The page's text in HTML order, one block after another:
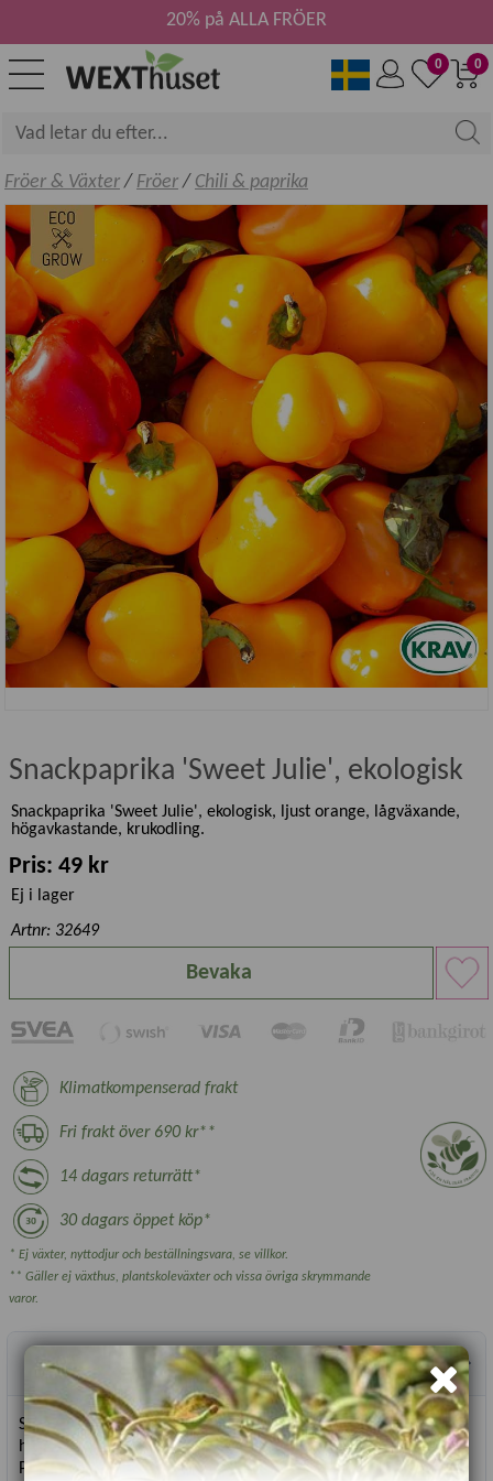
0
0
20% på ALLA FRÖER
Fröer & Växter/ Fröer/ Chili & paprika
Snackpaprika 'Sweet Julie', ekologisk
Snackpaprika 'Sweet Julie', ekologisk, ljust orange, lågväxande,
högavkastande, krukodling.
Pris: 49 kr
Ej i lager
Artnr: 32649
Bevaka
Klimatkompenserad frakt
Fri frakt över 690 kr**
14 dagars returrätt*
30 dagars öppet köp*
* Ej växter, nyttodjur och beställningsvara, se villkor.
** Gäller ej växthus, plantskoleväxter och vissa övriga skrymmande
varor.
Produktbeskrivning
Snackpaprika 'Sweet Julie' - är en tålig, kompakt,
högavkastande sort som ger mängder av söta frukter.
Paprikorna blir 3-4 cm och mognar från grönt till ljust orange.